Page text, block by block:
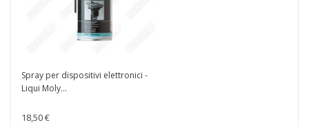
Spray per dispositivi elettronici -
Liqui Moly...
18,50 €